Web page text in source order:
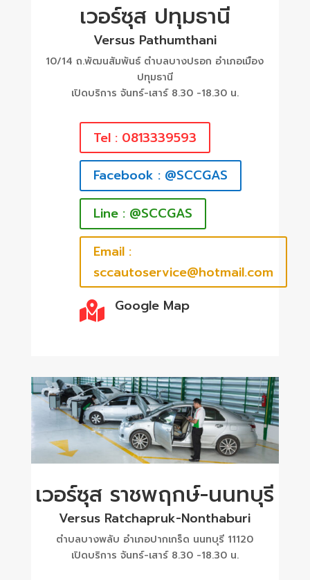
เวอร์ซุส ปทุมธานี
Versus Pathumthani
10/14 ถ.พัฒนสัมพันธ์ ตำบลบางปรอก อำเภอเมือง
ปทุมธานี
เปิดบริการ จันทร์-เสาร์ 8.30 -18.30 น.
Tel : 0813339593
Facebook : @SCCGAS
Line : @SCCGAS
Email :
sccautoservice@hotmail.com
 Google Map
เวอร์ซุส ราชพฤกษ์-นนทบุรี
Versus Ratchapruk-Nonthaburi
ตำบลบางพลับ อำเภอปากเกร็ด นนทบุรี 11120
เปิดบริการ จันทร์-เสาร์ 8.30 -18.30 น.